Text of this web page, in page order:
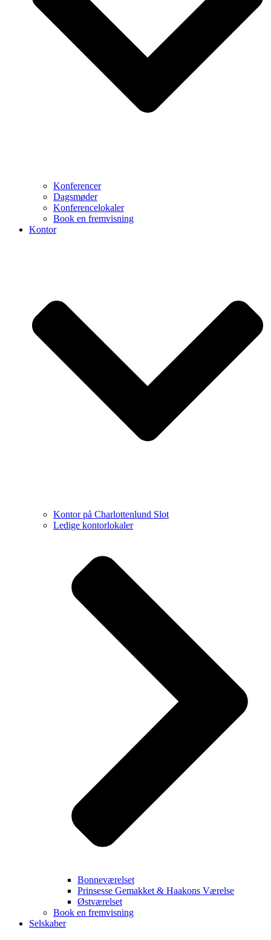
Konferencer
Dagsmøder
Konferencelokaler
Book en fremvisning
Kontor
Kontor på Charlottenlund Slot
Ledige kontorlokaler
Bonneværelset
Prinsesse Gemakket & Haakons Værelse
Østværelset
Book en fremvisning
Selskaber